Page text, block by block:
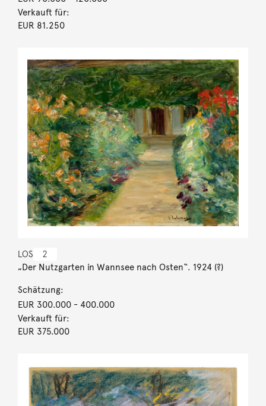
Verkauft für:
EUR 81.250
LOS 2
„Der Nutzgarten in Wannsee nach Osten“. 1924 (?)
Schätzung:
EUR 300.000- 400.000
Verkauft für:
EUR 375.000